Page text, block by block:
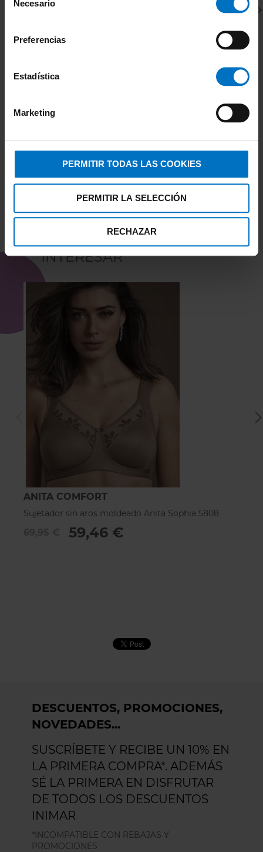
Necesario
Preferencias
Estadística
Marketing
PERMITIR TODAS LAS COOKIES
PERMITIR LA SELECCIÓN
RECHAZAR
Braga faja Anita Beauty Shapper clean cut 1440
TAMBIÉN TE PUEDE
INTERESAR
ANITA COMFORT
Sujetador sin aros moldeado Anita Sophia 5808
59,46 €
DESCUENTOS, PROMOCIONES,
NOVEDADES...
SUSCRÍBETE Y RECIBE UN 10% EN
LA PRIMERA COMPRA*. ADEMÁS
SÉ LA PRIMERA EN DISFRUTAR
DE TODOS LOS DESCUENTOS
INIMAR
*INCOMPATIBLE CON REBAJAS Y
PROMOCIONES